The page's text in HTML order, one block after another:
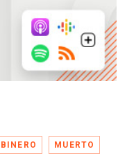
MUERTO